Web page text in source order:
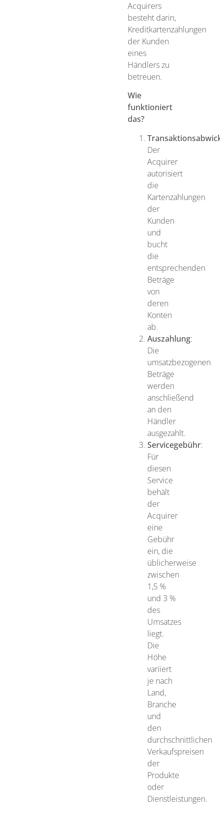
Acquirers
besteht darin,
Kreditkartenzahlungen
der Kunden
eines
Händlers zu
betreuen.
Wie
funktioniert
das?
Der
Acquirer
autorisiert
die
Kartenzahlungen
der
Kunden
und
bucht
die
entsprechenden
Beträge
von
deren
Konten
ab.
Auszahlung:
Die
umsatzbezogenen
Beträge
werden
anschließend
an den
Händler
ausgezahlt.
Servicegebühr:
Für
diesen
Service
behält
der
Acquirer
eine
Gebühr
ein, die
üblicherweise
zwischen
1,5 %
und 3 %
des
Umsatzes
liegt.
Die
Höhe
variiert
je nach
Land,
Branche
und
den
durchschnittlichen
Verkaufspreisen
der
Produkte
oder
Dienstleistungen.